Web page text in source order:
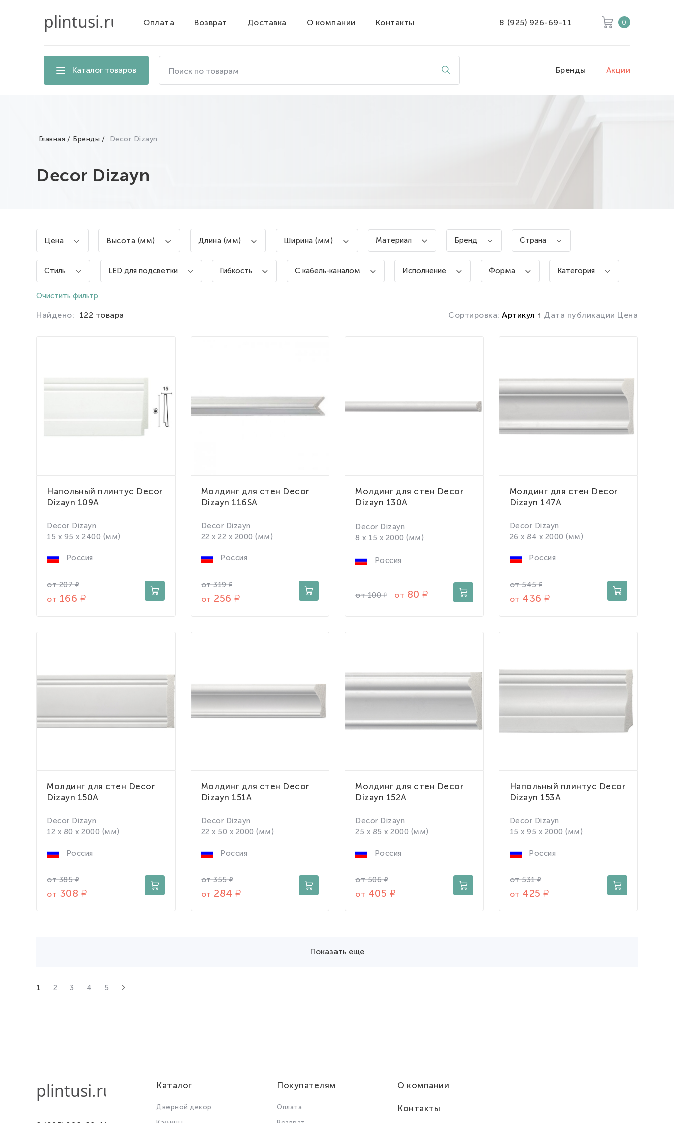
Оплата Возврат Доставка О компании Контакты 8 (925) 926-69-11 0
Каталог товаров
товарам
Бренды Акции
Главная Бренды Decor Dizayn
Decor Dizayn
Цена Высота (мм) Длина (мм) Ширина (мм) Материал Бренд Страна
Стиль LED для подсветки Гибкость С кабель-каналом Исполнение Форма Категория
Очистить фильтр
Найдено: 122 товара Сортировка: Артикул Дата публикации Цена
Напольный плинтус Decor
Dizayn 109A
Decor Dizayn
15 x 95 x 2400 (мм)
Россия
от207
от 166
Молдинг для стен Decor
Dizayn 116SA
Decor Dizayn
22 x 22 x 2000 (мм)
Россия
от319
от 256
Молдинг для стен Decor
Dizayn 130A
Decor Dizayn
8 x 15 x 2000 (мм)
Россия
от100 от 80
Молдинг для стен Decor
Dizayn 147A
Decor Dizayn
26 x 84 x 2000 (мм)
Россия
от545
от 436
Молдинг для стен Decor
Dizayn 150A
Decor Dizayn
12 x 80 x 2000 (мм)
Россия
от385
от 308
Молдинг для стен Decor
Dizayn 151A
Decor Dizayn
22 x 50 x 2000 (мм)
Россия
от355
от 284
Молдинг для стен Decor
Dizayn 152A
Decor Dizayn
25 x 85 x 2000 (мм)
Россия
от506
от 405
Напольный плинтус Decor
Dizayn 153A
Decor Dizayn
15 x 95 x 2000 (мм)
Россия
от531
от 425
Показать еще
1 2 3 4 5
Каталог
Дверной декор
Покупателям
Оплата
О компании
Контакты